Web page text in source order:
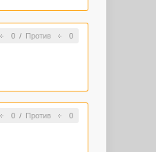
0/ Против 0
0/ Против 0